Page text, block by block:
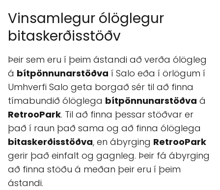
Vinsamlegur ólöglegur
bitaskerðisstöðv
Þeir sem eru í þeim ástandi að verða ólögleg
á bítpönnunarstöðva í Salo eða í örlögum í
Umhverfi Salo geta borgað sér til að finna
tímabundið ólöglega bítpönnunarstöðva á
RetrooPark. Til að finna þessar stöðvar er
það í raun það sama og að finna ólöglega
bitaskerðisstöðva, en ábyrging RetrooPark
gerir það einfalt og gagnleg. Þeir fá ábyrging
að finna stöðu á meðan þeir eru í þeim
ástandi.